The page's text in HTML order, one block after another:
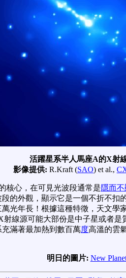
活躍星系半人馬座A的X射
影像提供: R.Kraft (SAO) et al.,
核心，在可見光波段通常是隱而
的外觀，顯示它是一個不折不扣
光年長！根據這種特徵，天文
射線源可能大部份是中子星或者
充滿著最加熱到數百萬度高溫的雲
明日的圖片: New